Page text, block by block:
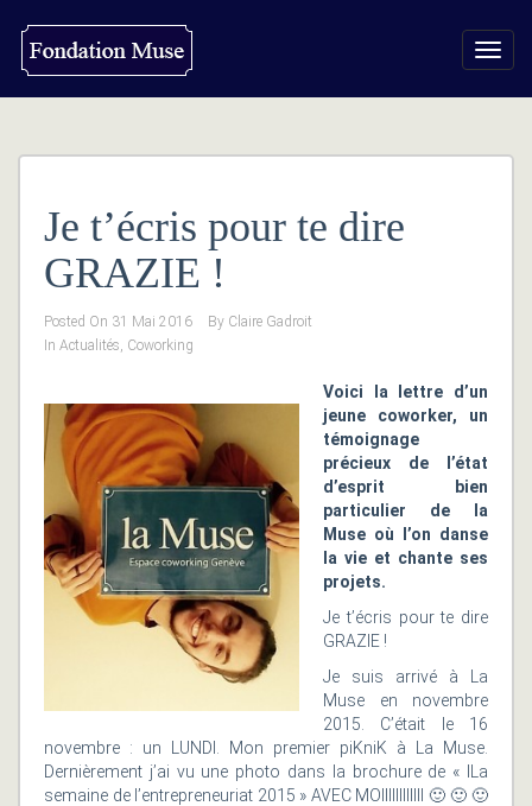
Je t’écris pour te dire
GRAZIE !
Posted On 31 Mai 2016 By Claire Gadroit
In Actualités, Coworking
Voici la lettre d’un
jeune coworker, un
témoignage
précieux de l’état
d’esprit bien
particulier de la
Muse où l’on danse
la vie et chante ses
projets.
Je t’écris pour te dire
GRAZIE !
Je suis arrivé à La
Muse en novembre
2015. C’était le 16
novembre : un LUNDI. Mon premier piKniK à La Muse.
Dernièrement j’ai vu une photo dans la brochure de « lLa
semaine de l’entrepreneuriat 2015 » AVEC MOIIIIIIIIIIII 🙂 🙂 🙂